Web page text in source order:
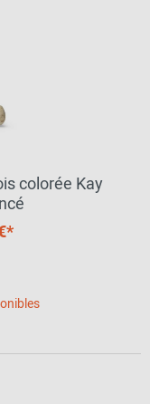
colorée Kay